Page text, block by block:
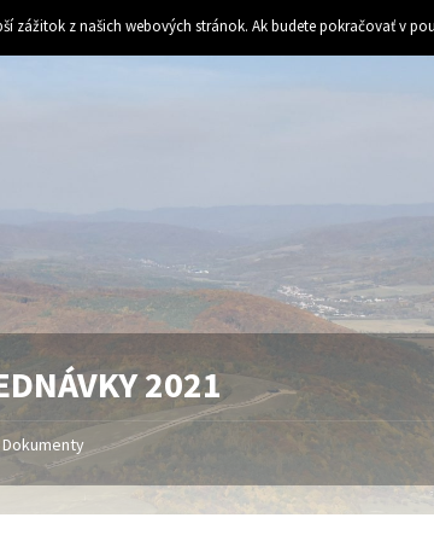
2021
Dokumenty
zážitok z našich webových stránok. Ak budete pokračovať v